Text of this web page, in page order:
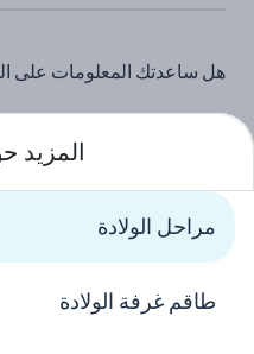
هل ساعدتك المعلومات على
المزيد
مراحل الولادة
طاقم غرفة الولادة
المواقع التابعة لوزارة الصحة